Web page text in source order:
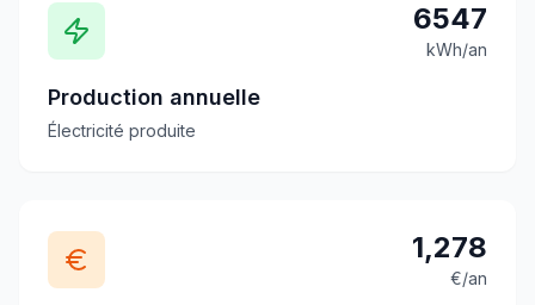
6547
kWh/an
Production annuelle
Électricité produite
1,278
€/an